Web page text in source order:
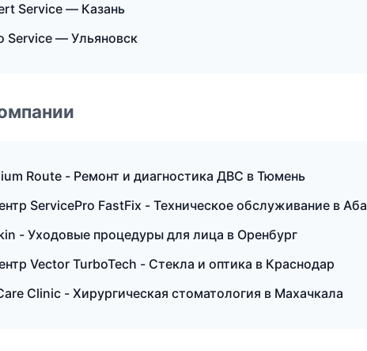
Service — Казань
Service — Ульяновск
Route - Ремонт и диагностика ДВС в Тюмень
ServicePro FastFix - Техническое обслуживание в
- Уходовые процедуры для лица в Оренбург
Vector TurboTech - Стекла и оптика в Краснодар
Clinic - Хирургическая стоматология в Махачкала